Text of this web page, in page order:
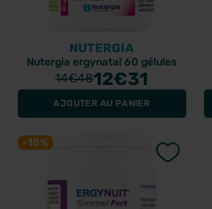
NUTERGIA
Nutergia ergynatal 60 gélules
14€4812€31
AJOUTER AU PANIER
-15%